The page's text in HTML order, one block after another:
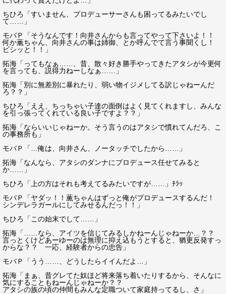
ちひろ「すいません、プロデューサーさんも困ってるみたいでし
て……」
モバＰ「そうなんです！向井さんからも言ってやって下さいよ！！
何か薫ちゃん、向井さんの事は姉御、とか呼んでて言う事聞くし！
ビシッと！！」
拓海「ってもなぁ……、昔、散々好き勝手やってきたアタシが今更何
を言っても、説得力ねーしなぁ……」
拓海「別に無差別に暴れたり、弱い物イジメしてる訳じゃねーんだ
ろ？？」
ちひろ「ええ、ちっちゃい子達の面倒はよく見てくれますし、みんな
を引っ張ってくれている良い子ですよ？？」
拓海「ならいいじゃねーか。そう言うのはアタシで慣れてんだろ、こ
の事務所も」
モバＰ「…俺は、向井さん、ノータッチでしたから……」
拓海「なんなら、アタシのダンナにプロデュース任せてみると
か……」
ちひろ「上の方はそれも考えてるみたいですが……」ﾁﾗｯ
モバＰ「ヤダッ！！薫ちゃんはずっと俺がプロデュースするんだ！
シンデレラガールにしてみせるんだっ！！」
ちひろ「この始末でして……」
拓海「……なら、アイツを信じてみるしかねーんじゃねーか…？？
言っとくけどあーゆーのは無理に抑え込もうとすると、猶更反発すっ
からな？？ 一応、経験者からの忠告」
モバＰ「うう……、どうしたらイイんだよ…」
拓海「まぁ、昔グレてた奴ほど将来落ち着いたりするから、そんなに
気にすることもねーんじゃねーか？？
アタシの族の頃の仲間もみんな定職ついて家庭持ってるし、さ」